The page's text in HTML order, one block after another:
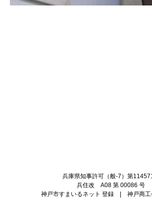
兵庫県知事許可（般-7）第
兵住改 A08 第 00086 号
神戸市すまいるネット 登録 | 神戸商工